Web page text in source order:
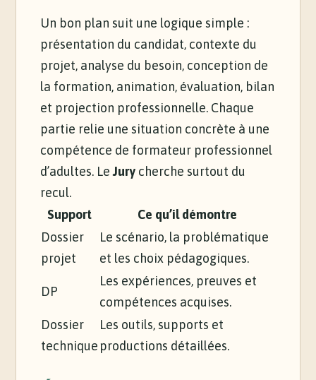
Un bon plan suit une logique simple :
présentation du candidat, contexte du
projet, analyse du besoin, conception de
la formation, animation, évaluation, bilan
et projection professionnelle. Chaque
partie relie une situation concrète à une
compétence de formateur professionnel
d’adultes. LeJury cherche surtout du
recul.
Support
Ce qu’il démontre
Dossier
projet
Le scénario, la problématique
et les choix pédagogiques.
DP
Les expériences, preuves et
compétences acquises.
Dossier
technique
Les outils, supports et
productions détaillées.